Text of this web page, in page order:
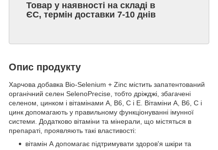
Товар у наявності на складі в
ЄС, термін доставки 7-10 днів
Опис продукту
Харчова добавка Bio-Selenium + Zinc містить запатентований
органічний селен SelenoPrecise, тобто дріжджі, збагачені
селеном, цинком і вітамінами A, B6, C і E. Вітаміни A, B6, C і
цинк допомагають у правильному функціонуванні імунної
системи. Додатково вітаміни та мінерали, що містяться в
препараті, проявляють такі властивості:
вітамін А допомагає підтримувати здоров'я шкіри та